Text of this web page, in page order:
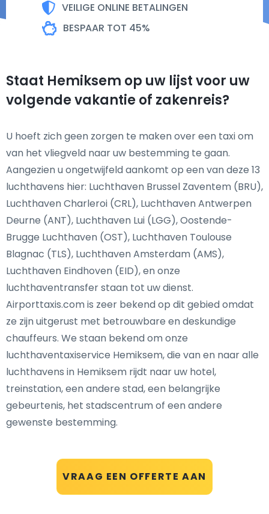
VEILIGE ONLINE BETALINGEN
BESPAAR TOT 45%
VRAAG EEN OFFERTE AAN
Staat Hemiksem op uw lijst voor uw
volgende vakantie of zakenreis?
U hoeft zich geen zorgen te maken over een taxi om
van het vliegveld naar uw bestemming te gaan.
Aangezien u ongetwijfeld aankomt op een van deze 13
luchthavens hier: Luchthaven Brussel Zaventem (BRU),
Luchthaven Charleroi (CRL), Luchthaven Antwerpen
Deurne (ANT), Luchthaven Lui (LGG), Oostende-
Brugge Luchthaven (OST), Luchthaven Toulouse
Blagnac (TLS), Luchthaven Amsterdam (AMS),
Luchthaven Eindhoven (EID), en onze
luchthaventransfer staan tot uw dienst.
Airporttaxis.com is zeer bekend op dit gebied omdat
ze zijn uitgerust met betrouwbare en deskundige
chauffeurs. We staan bekend om onze
luchthaventaxiservice Hemiksem, die van en naar alle
luchthavens in Hemiksem rijdt naar uw hotel,
treinstation, een andere stad, een belangrijke
gebeurtenis, het stadscentrum of een andere
gewenste bestemming.